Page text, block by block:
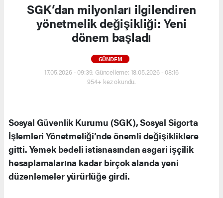
SGK’dan milyonları ilgilendiren
yönetmelik değişikliği: Yeni
dönem başladı
GÜNDEM
17.05.2026 - 09:39, Güncelleme: 18.05.2026 - 08:16
954+ kez okundu.
Sosyal Güvenlik Kurumu (SGK), Sosyal Sigorta
İşlemleri Yönetmeliği’nde önemli değişikliklere
gitti. Yemek bedeli istisnasından asgari işçilik
hesaplamalarına kadar birçok alanda yeni
düzenlemeler yürürlüğe girdi.